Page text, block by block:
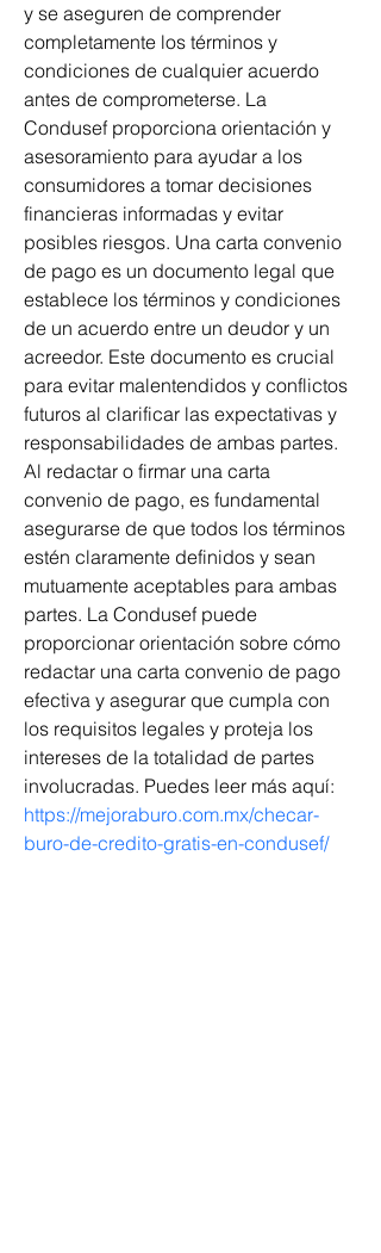
y se aseguren de comprender
completamente los términos y
condiciones de cualquier acuerdo
antes de comprometerse. La
Condusef proporciona orientación y
asesoramiento para ayudar a los
consumidores a tomar decisiones
financieras informadas y evitar
posibles riesgos. Una carta convenio
de pago es un documento legal que
establece los términos y condiciones
de un acuerdo entre un deudor y un
acreedor. Este documento es crucial
para evitar malentendidos y conflictos
futuros al clarificar las expectativas y
responsabilidades de ambas partes.
Al redactar o firmar una carta
convenio de pago, es fundamental
asegurarse de que todos los términos
estén claramente definidos y sean
mutuamente aceptables para ambas
partes. La Condusef puede
proporcionar orientación sobre cómo
redactar una carta convenio de pago
efectiva y asegurar que cumpla con
los requisitos legales y proteja los
intereses de la totalidad de partes
involucradas. Puedes leer más aquí:
https://mejoraburo.com.mx/checar-
buro-de-credito-gratis-en-condusef/